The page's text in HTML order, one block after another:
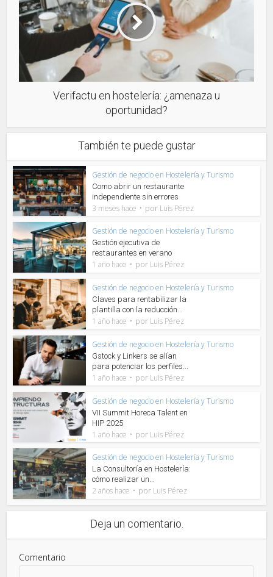
Verifactu en hostelería: ¿amenaza u
oportunidad?
También te puede gustar
Gestión de negocio en Hostelería y Turismo
Como abrir un restaurante
independiente sin errores
3 meses hace por Luis Pérez
Gestión de negocio en Hostelería y Turismo
Gestión ejecutiva de
restaurantes en verano
1 año hace por Luis Pérez
Gestión de negocio en Hostelería y Turismo
Claves para rentabilizar la
plantilla con la reducción...
1 año hace por Luis Pérez
Gestión de negocio en Hostelería y Turismo
Gstock y Linkers se alían
para potenciar los perfiles...
1 año hace por Luis Pérez
Gestión de negocio en Hostelería y Turismo
VII Summit Horeca Talent en
HIP 2025
1 año hace por Luis Pérez
Gestión de negocio en Hostelería y Turismo
La Consultoría en Hostelería:
cómo realizar un...
2 años hace por Luis Pérez
Deja un comentario.
Comentario